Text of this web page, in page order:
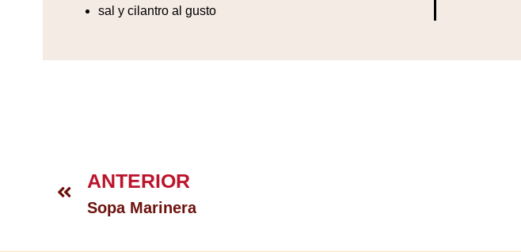
sal y cilantro al gusto
ANTERIOR
Sopa Marinera